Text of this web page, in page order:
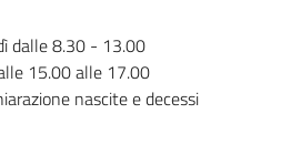
dalle 8.30 - 13.00
15.00 alle 17.00
nascite e decessi